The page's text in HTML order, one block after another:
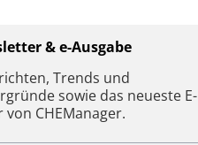
& e-Ausgabe
Trends und
sowie das neueste E-
von CHEManager.